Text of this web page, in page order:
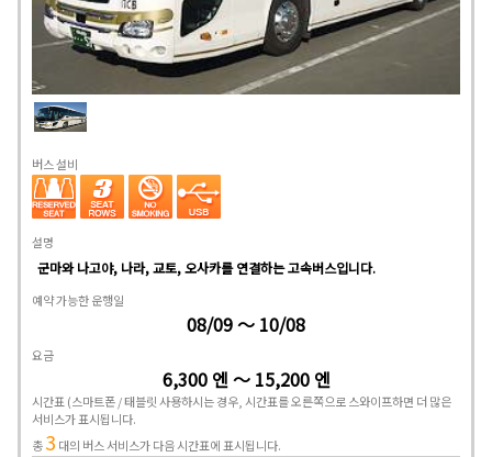
버스 설비
설명
군마와 나고야, 나라, 교토, 오사카를 연결하는 고속버스입니다.
예약 가능한 운행일
08/09 ～ 10/08
요금
6,300 엔 ～ 15,200 엔
시간표 (스마트폰 / 태블릿 사용하시는 경우, 시간표를 오른쪽으로 스와이프하면 더 많은
서비스가 표시됩니다.
총3 대의 버스 서비스가 다음 시간표에 표시됩니다.